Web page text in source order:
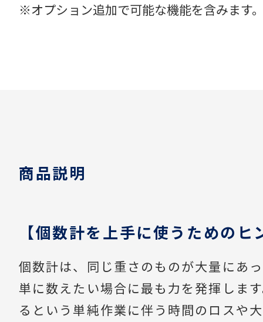
※オプション追加で可能な機能を含みます
商品説明
【個数計を上手に使うためのヒ
個数計は、同じ重さのものが大量にあ
単に数えたい場合に最も力を発揮しま
るという単純作業に伴う時間のロスや